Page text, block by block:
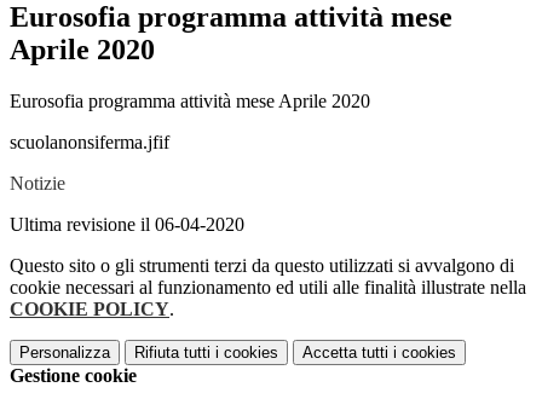
Eurosofia programma attività mese
Aprile 2020
Eurosofia programma attività mese Aprile 2020
scuolanonsiferma.jfif
Notizie
Ultima revisione il 06-04-2020
Questo sito o gli strumenti terzi da questo utilizzati si avvalgono di
cookie necessari al funzionamento ed utili alle finalità illustrate nella
COOKIE POLICY.
Personalizza Rifiuta tutti i cookies Accetta tutti i cookies
Gestione cookie